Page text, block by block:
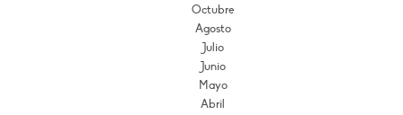
Octubre
Agosto
Julio
Junio
Mayo
Abril